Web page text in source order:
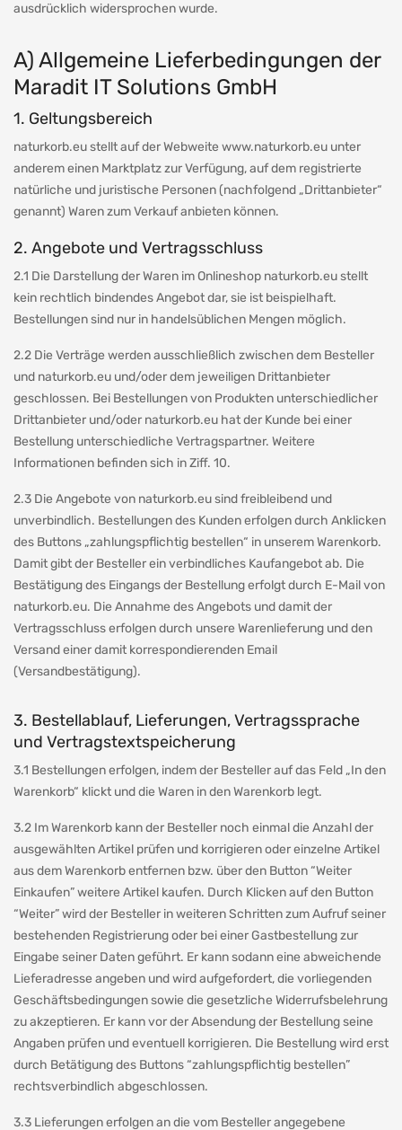
ausdrücklich widersprochen wurde.
A) Allgemeine Lieferbedingungen der
Maradit IT Solutions GmbH
1. Geltungsbereich
naturkorb.eu stellt auf der Webweite www.naturkorb.eu unter
anderem einen Marktplatz zur Verfügung, auf dem registrierte
natürliche und juristische Personen (nachfolgend „Drittanbieter“
genannt) Waren zum Verkauf anbieten können.
2. Angebote und Vertragsschluss
2.1 Die Darstellung der Waren im Onlineshop naturkorb.eu stellt
kein rechtlich bindendes Angebot dar, sie ist beispielhaft.
Bestellungen sind nur in handelsüblichen Mengen möglich.
2.2 Die Verträge werden ausschließlich zwischen dem Besteller
und naturkorb.eu und/oder dem jeweiligen Drittanbieter
geschlossen. Bei Bestellungen von Produkten unterschiedlicher
Drittanbieter und/oder naturkorb.eu hat der Kunde bei einer
Bestellung unterschiedliche Vertragspartner. Weitere
Informationen befinden sich in Ziff. 10.
2.3 Die Angebote von naturkorb.eu sind freibleibend und
unverbindlich. Bestellungen des Kunden erfolgen durch Anklicken
des Buttons „zahlungspflichtig bestellen“ in unserem Warenkorb.
Damit gibt der Besteller ein verbindliches Kaufangebot ab. Die
Bestätigung des Eingangs der Bestellung erfolgt durch E-Mail von
naturkorb.eu. Die Annahme des Angebots und damit der
Vertragsschluss erfolgen durch unsere Warenlieferung und den
Versand einer damit korrespondierenden Email
(Versandbestätigung).
3. Bestellablauf, Lieferungen, Vertragssprache
und Vertragstextspeicherung
3.1 Bestellungen erfolgen, indem der Besteller auf das Feld „In den
Warenkorb“ klickt und die Waren in den Warenkorb legt.
3.2 Im Warenkorb kann der Besteller noch einmal die Anzahl der
ausgewählten Artikel prüfen und korrigieren oder einzelne Artikel
aus dem Warenkorb entfernen bzw. über den Button “Weiter
Einkaufen” weitere Artikel kaufen. Durch Klicken auf den Button
“Weiter” wird der Besteller in weiteren Schritten zum Aufruf seiner
bestehenden Registrierung oder bei einer Gastbestellung zur
Eingabe seiner Daten geführt. Er kann sodann eine abweichende
Lieferadresse angeben und wird aufgefordert, die vorliegenden
Geschäftsbedingungen sowie die gesetzliche Widerrufsbelehrung
zu akzeptieren. Er kann vor der Absendung der Bestellung seine
Angaben prüfen und eventuell korrigieren. Die Bestellung wird erst
durch Betätigung des Buttons “zahlungspflichtig bestellen”
rechtsverbindlich abgeschlossen.
3.3 Lieferungen erfolgen an die vom Besteller angegebene